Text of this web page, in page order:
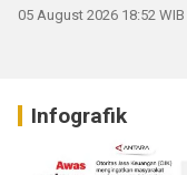
05 August 2026 18:52 WIB
Infografik